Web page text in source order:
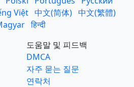
Việt 中文(简体) 中文(繁體)
हिन्दी
도움말 및 피드백
DMCA
자주 묻는 질문
연락처